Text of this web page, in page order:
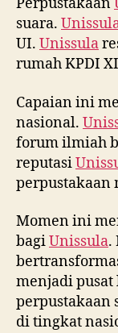
Perpustakaan
suara.
UI. Unissula
rumah KPDI
Capaian ini
nasional.
forum ilmiah
reputasi
perpustakaan
Momen ini
bagiUnissula.
menjadi
perpustakaan
di tingkat